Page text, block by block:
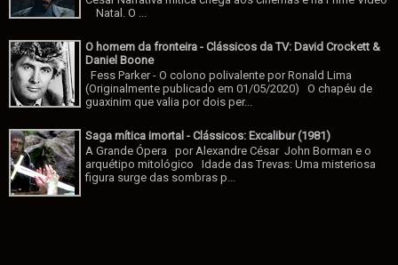
Natal. O ...
O homem da fronteira - Clássicos da TV: David Crockett &
Daniel Boone
Fess Parker - O colono polivalente por Ronald Lima
(Originalmente publicado em 01/05/2020) O chapéu de
guaxinim que valia por dois per...
Saga mítica imortal - Clássicos: Excalibur (1981)
A Grande Ópera por Alexandre César John Borman e o
arquétipo mitológico Idade das Trevas: Uma misteriosa
figura surge das sombras p...